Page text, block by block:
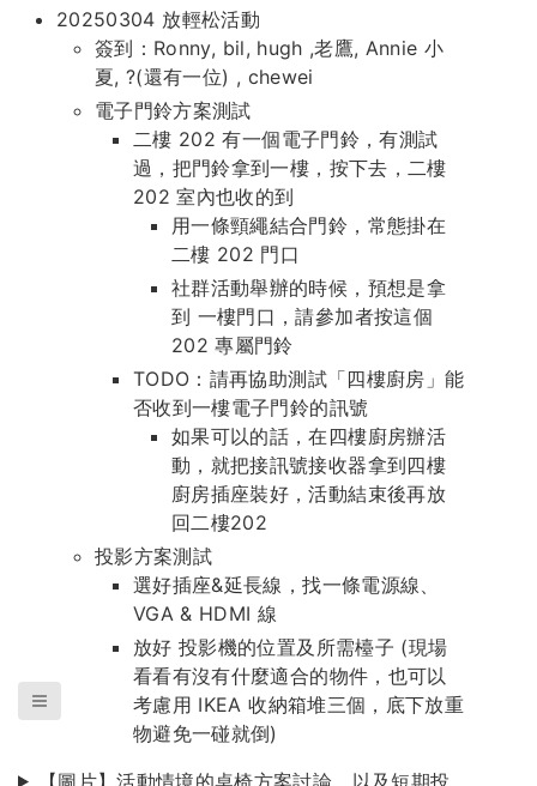
20250304 放輕松活動
簽到：Ronny, bil, hugh ,老鷹, Annie 小
夏, ?(還有一位) , chewei
電子門鈴方案測試
二樓 202 有一個電子門鈴，有測試
過，把門鈴拿到一樓，按下去，二樓
202 室內也收的到
用一條頸繩結合門鈴，常態掛在
二樓 202 門口
社群活動舉辦的時候，預想是拿
到 一樓門口，請參加者按這個
202 專屬門鈴
TODO：請再協助測試「四樓廚房」能
否收到一樓電子門鈴的訊號
如果可以的話，在四樓廚房辦活
動，就把接訊號接收器拿到四樓
廚房插座裝好，活動結束後再放
回二樓202
投影方案測試
選好插座&延長線，找一條電源線、
VGA & HDMI 線
放好 投影機的位置及所需檯子 (現場
看看有沒有什麼適合的物件，也可以
考慮用 IKEA 收納箱堆三個，底下放重
物避免一碰就倒)
【圖片】活動情境的桌椅方案討論，以及短期投